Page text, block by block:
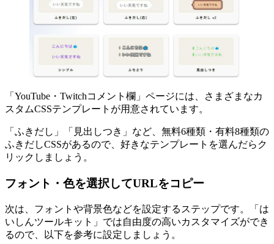
「YouTube・Twitchコメント欄」ページには、さまざまなカ
スタムCSSテンプレートが用意されています。
「ふきだし」「見出しつき」など、無料6種類・有料8種類の
ふきだしCSSがあるので、好きなテンプレートを選んだらク
リックしましょう。
フォント・色を選択してURLをコピー
次は、フォントや背景色などを設定するステップです。「は
いしんツールキット」では自由度の高いカスタマイズができ
るので、以下を参考に設定しましょう。